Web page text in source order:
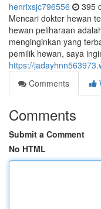
henrixsjc796556 395
Mencari dokter hewan
hewan peliharaan
menginginkan yang
pemilik hewan, saya
https://
Comments
Comments
Submit a Comment
No HTML